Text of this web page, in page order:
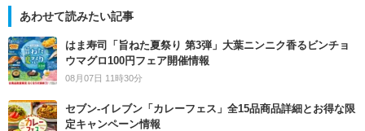
あわせて読みたい記事
はま寿司「旨ねた夏祭り 第3弾」大葉ニンニク香るビンチョ
ウマグロ100円フェア開催情報
08月07日 11時30分
セブン‐イレブン「カレーフェス」全15品商品詳細とお得な限
定キャンペーン情報